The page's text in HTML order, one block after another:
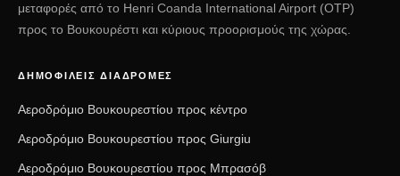
μεταφορές από το Henri Coanda International Airport (OTP)
προς το Βουκουρέστι και κύριους προορισμούς της χώρας.
ΔΗΜΟΦΙΛΕΊΣ ΔΙΑΔΡΟΜΈΣ
Αεροδρόμιο Βουκουρεστίου προς κέντρο
Αεροδρόμιο Βουκουρεστίου προς Giurgiu
Αεροδρόμιο Βουκουρεστίου προς Μπρασόβ